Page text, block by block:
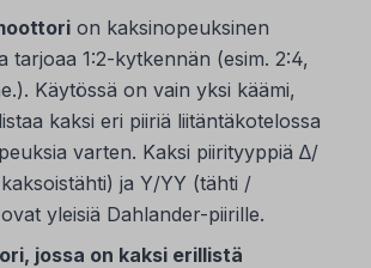
on kaksinopeuksinen
tarjoaa 1:2-kytkennän (esim. 2:4,
Käytössä on vain yksi käämi,
kaksi eri piiriä liitäntäkotelossa
varten. Kaksi piirityyppiä ∆/
ja Υ/ΥΥ (tähti /
yleisiä Dahlander-piirille.
jossa on kaksi erillistä